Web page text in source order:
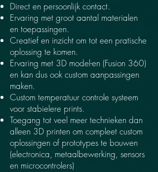
Direct en persoonlijk contact.
Ervaring met groot aantal materialen
en toepassingen.
Creatief en inzicht om tot een pratische
oplossing te komen.
Ervaring met 3D model-en (Fusion 360)
en kan dus ook custom aanpassingen
maken.
Custom temperatuur controle systeem
voor stabielere prints.
Toegang tot veel meer technieken dan
alleen 3D printen om compleet custom
oplossingen of prototypes te bouwen
(electronica, metaalbewerking, sensors
en microcontrolers)